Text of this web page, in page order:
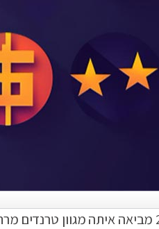
עולם העיצוב הגרפי מתפתח ללא הרף, ובמיוחד כשמדובר בעיצוב